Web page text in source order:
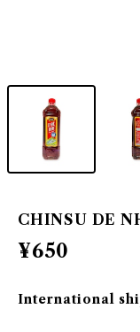
CHINSU DE
¥650
International